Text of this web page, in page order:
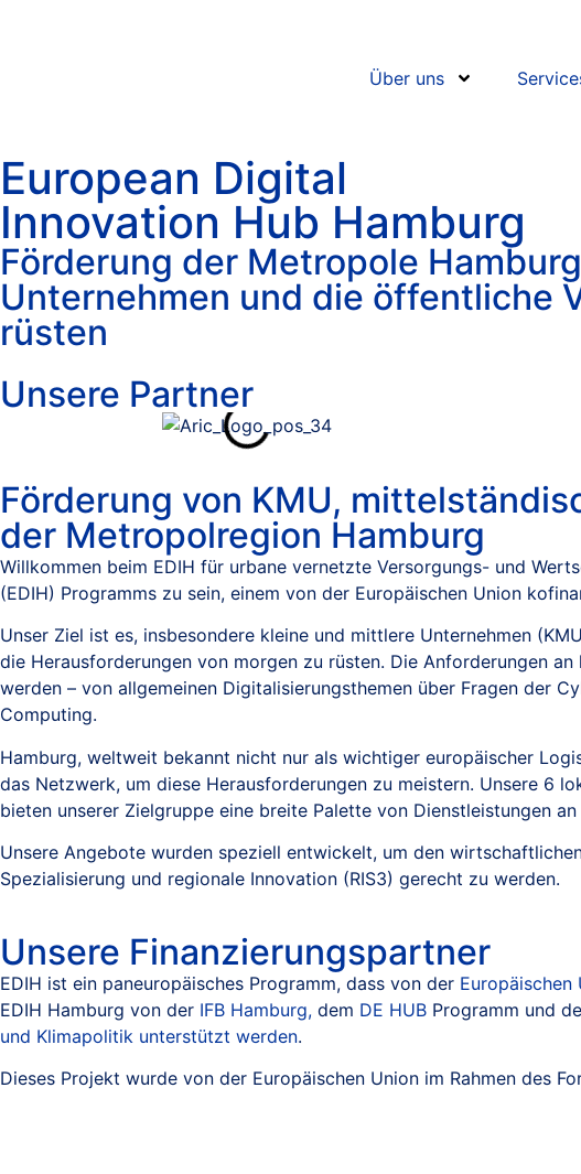
Über uns
European Digital
Innovation Hub Hamburg
Förderung der Metropole
Unternehmen und die öffentliche
rüsten
Unsere Partner
Förderung von KMU,
der Metropolregion Hamburg
Willkommen beim EDIH für urbane vernetzte Versorgungs- und
(EDIH) Programms zu sein, einem von der Europäischen Union
Unser Ziel ist es, insbesondere kleine und mittlere Unternehmen
die Herausforderungen von morgen zu rüsten. Die Anforderungen
werden – von allgemeinen Digitalisierungsthemen über Fragen der
Computing.
Hamburg, weltweit bekannt nicht nur als wichtiger europäischer
das Netzwerk, um diese Herausforderungen zu meistern. Unsere 6
bieten unserer Zielgruppe eine breite Palette von Dienstleistungen
Unsere Angebote wurden speziell entwickelt, um den
Spezialisierung und regionale Innovation (RIS3) gerecht zu werden.
Unsere Finanzierungspartner
EDIH ist ein paneuropäisches Programm, dass von der Europäischen
EDIH Hamburg von der IFB Hamburg, dem DE HUB Programm und
und Klimapolitik unterstützt werden.
Dieses Projekt wurde von der Europäischen Union im Rahmen des